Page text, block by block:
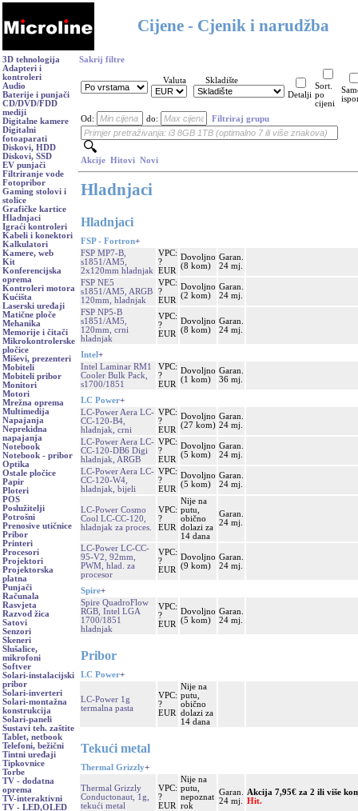
Cijene - Cjenik i narudžba
3D tehnologija
Adapteri i
kontroleri
Audio
Baterije i punjači
CD/DVD/FDD
mediji
Digitalne kamere
Digitalni
fotoaparati
Diskovi, HDD
Diskovi, SSD
EV punjači
Filtriranje vode
Fotopribor
Gaming stolovi i
stolice
Grafičke kartice
Hladnjaci
Igraći kontroleri
Kabeli i konektori
Kalkulatori
Kamere, web
Kit
Konferencijska
oprema
Kontroleri motora
Kućišta
Laserski uređaji
Matične ploče
Mehanika
Memorije i čitači
Mikrokontrolerske
pločice
Miševi, prezenteri
Mobiteli
Mobiteli pribor
Monitori
Motori
Mrežna oprema
Multimedija
Napajanja
Neprekidna
napajanja
Notebook
Notebook - pribor
Optika
Ostale pločice
Papir
Ploteri
POS
Poslužitelji
Potrošni
Prenosive utičnice
Pribor
Printeri
Procesori
Projektori
Projektorska
platna
Punjači
Računala
Rasvjeta
Razvod žica
Satovi
Senzori
Skeneri
Slušalice,
mikrofoni
Softver
Solari-instalacijski
pribor
Solari-inverteri
Solari-montažna
konstrukcija
Solari-paneli
Sustavi teh. zaštite
Tablet, netbook
Telefoni, bežični
Tintni uređaji
Tipkovnice
Torbe
TV - dodatna
oprema
TV-interaktivni
TV - LED,OLED
Sakrij filtre
Valuta
Skladište
Detalji
Sort.
po
cijeni
Od: do: Filtriraj grupu
Akcije Hitovi Novi
Hladnjaci
Hladnjaci
FSP - Fortron+
FSP MP7-B,
s1851/AM5,
2x120mm hladnjak
VPC:
?
EUR
Dovoljno
(8 kom)
Garan.
24 mj.
FSP NE5
s1851/AM5, ARGB
120mm, hladnjak
VPC:
?
EUR
Dovoljno
(2 kom)
Garan.
24 mj.
FSP NP5-B
s1851/AM5,
120mm, crni
hladnjak
VPC:
?
EUR
Dovoljno
(8 kom)
Garan.
24 mj.
Intel+
Intel Laminar RM1
Cooler Bulk Pack,
s1700/1851
VPC:
?
EUR
Dovoljno
(1 kom)
Garan.
36 mj.
LC Power+
LC-Power Aera LC-
CC-120-B4,
hladnjak, crni
VPC:
?
EUR
Dovoljno
(27 kom)
Garan.
24 mj.
LC-Power Aera LC-
CC-120-DB6 Digi
hladnjak, ARGB
VPC:
?
EUR
Dovoljno
(5 kom)
Garan.
24 mj.
LC-Power Aera LC-
CC-120-W4,
hladnjak, bijeli
VPC:
?
EUR
Dovoljno
(5 kom)
Garan.
24 mj.
LC-Power Cosmo
Cool LC-CC-120,
hladnjak za proces.
VPC:
?
EUR
Nije na
putu,
obično
dolazi za
14 dana
Garan.
24 mj.
LC-Power LC-CC-
95-V2, 92mm,
PWM, hlad. za
procesor
VPC:
?
EUR
Dovoljno
(9 kom)
Garan.
24 mj.
Spire+
Spire QuadroFlow
RGB, Intel LGA
1700/1851
hladnjak
VPC:
?
EUR
Dovoljno
(5 kom)
Garan.
24 mj.
Pribor
LC Power+
LC-Power 1g
termalna pasta
VPC:
?
EUR
Nije na
putu,
obično
dolazi za
14 dana
Tekući metal
Thermal Grizzly+
Thermal Grizzly
Conductonaut, 1g,
tekući metal
VPC:
?
EUR
Nije na
putu,
nepoznat
rok
Garan.
24 mj.
Akcija 7,95€ za 2 ili više
Hit.